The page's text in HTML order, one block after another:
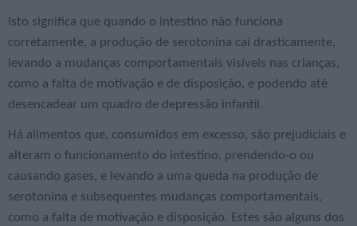
Isto significa que quando o intestino não funciona
corretamente, a produção de serotonina cai drasticamente,
levando a mudanças comportamentais visíveis nas crianças,
como a falta de motivação e de disposição, e podendo até
desencadear um quadro de depressão infantil.
Há alimentos que, consumidos em excesso, são prejudiciais e
alteram o funcionamento do intestino, prendendo-o ou
causando gases, e levando a uma queda na produção de
serotonina e subsequentes mudanças comportamentais,
como a falta de motivação e disposição. Estes são alguns dos